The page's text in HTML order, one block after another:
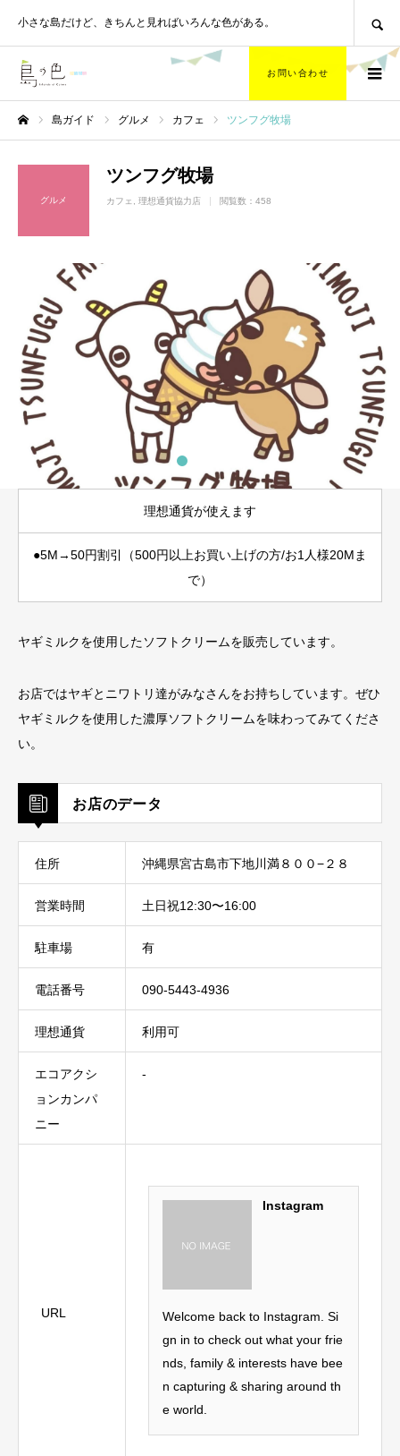
小さな島だけど、 きちんと見ればいろんな色がある。
お問い合わせ
島ガイド グルメ カフェ ツンフグ牧場
グルメ
ツンフグ牧場
カフェ 理想通貨協力店 閲覧数：458
理想通貨が使えます
●5M→50円割引（500円以上お買い上げの方/お1人様20Mま
で）
ヤギミルクを使用したソフトクリームを販売しています。
お店ではヤギとニワトリ達がみなさんをお持ちしています。ぜひ
ヤギミルクを使用した濃厚ソフトクリームを味わってみてくださ
い。
お店のデータ
住所 沖縄県宮古島市下地川満８００−２８
営業時間 土日祝12:30〜16:00
駐車場 有
電話番号 090-5443-4936
理想通貨 利用可
エコアクシ
ョンカンパ
ニー
-
URL
Instagram
Welcome back to Instagram. Si
gn in to check out what your frie
nds, family & interests have bee
n capturing & sharing around th
e world.